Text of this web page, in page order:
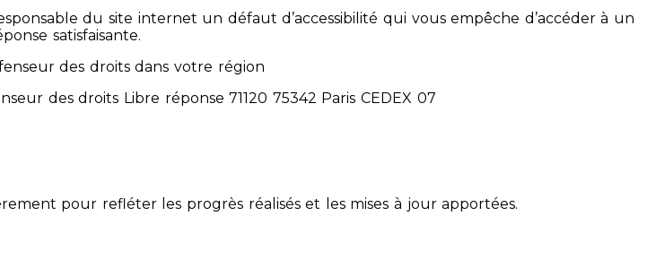
du site internet un défaut d’accessibilité qui vous empêche d’accéder à un
satisfaisante.
des droits dans votre région
des droits Libre réponse 71120 75342 Paris CEDEX 07
pour refléter les progrès réalisés et les mises à jour apportées.